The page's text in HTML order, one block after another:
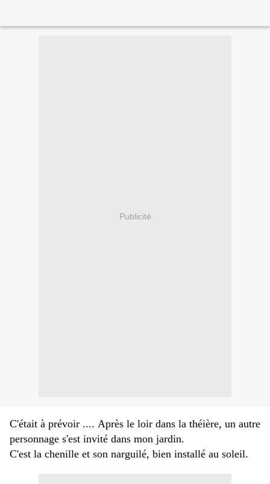
Publicité
C'était à prévoir .... Après le loir dans la théière, un autre
personnage s'est invité dans mon jardin.
C'est la chenille et son narguilé, bien installé au soleil.